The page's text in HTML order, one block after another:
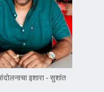
इशारा - सुशांत